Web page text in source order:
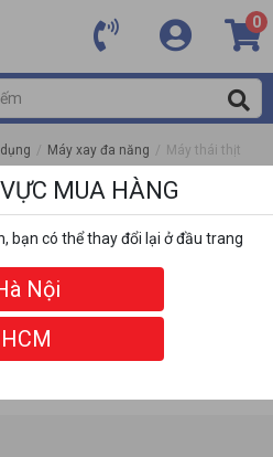
0
/ Máy xay đa năng / Máy thái thịt
MUA HÀNG
bạn có thể thay đổi lại ở đầu trang
Nội
HCM